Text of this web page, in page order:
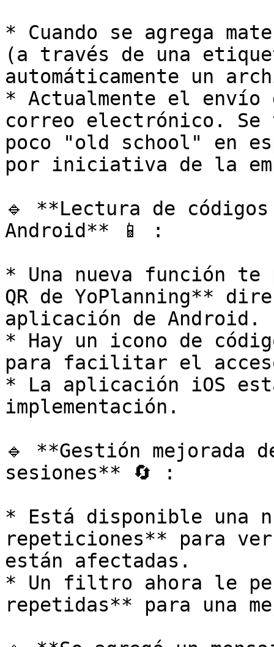
* Cuando se agrega
(a través de una
automáticamente un
* Actualmente el envío
correo electrónico. Se
poco "old school" en
por iniciativa de la
🔹 **Lectura de
Android** 📱 :
* Una nueva función te
QR de YoPlanning**
aplicación de Android.
* Hay un icono de
para facilitar el
* La aplicación iOS
implementación.
🔹 **Gestión mejorada
sesiones** 🔄 :
* Está disponible una
repeticiones** para
están afectadas.
* Un filtro ahora le
repetidas** para una